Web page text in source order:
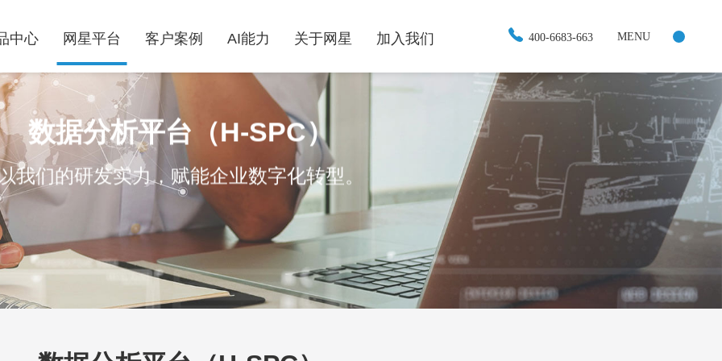
中心 网星平台 客户案例 AI能力 关于网星 加入我们 400-6683-663